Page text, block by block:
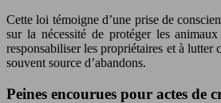
Cette loi témoigne d’une prise de
sur la nécessité de protéger les
responsabiliser les propriétaires et à lutter
souvent source d’abandons.
Peines encourues pour actes de